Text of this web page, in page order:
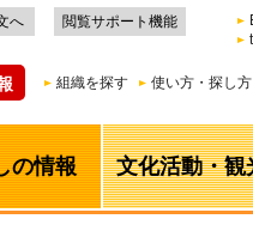
へ 閲覧サポート機能
組織を探す 使い方・探し方
の情報 文化活動・観